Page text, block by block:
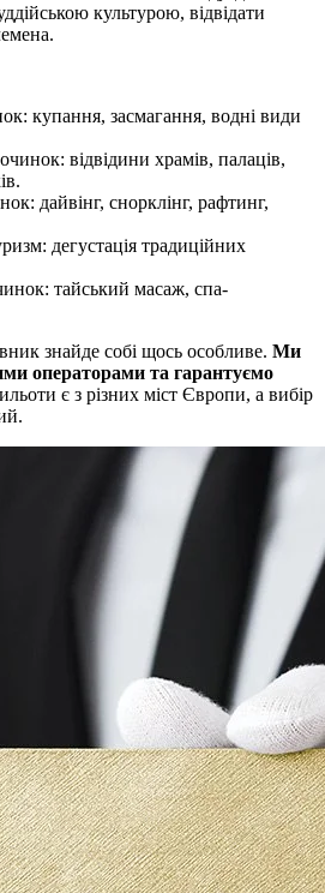
культурою, відвідати
купання, засмагання, водні види
відвідини храмів, палаців,
дайвінг, снорклінг, рафтинг,
дегустація традиційних
тайський масаж, спа-
знайде собі щось особливе. Ми
операторами та гарантуємо
є з різних міст Європи, а вибір